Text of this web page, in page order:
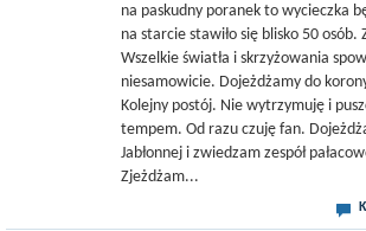
na paskudny poranek to wycieczka
na starcie stawiło się blisko 50 osób.
Wszelkie światła i skrzyżowania
niesamowicie. Dojeżdżamy do
Kolejny postój. Nie wytrzymuję i
tempem. Od razu czuję fan.
Jabłonnej i zwiedzam zespół
Zjeżdżam...